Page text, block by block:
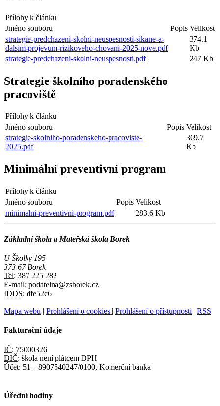
Přílohy k článku
Jméno souboru
Popis Velikost
strategie-predchazeni-skolni-neuspesnosti-sikane-a-
dalsim-projevum-rizikoveho-chovani-2025-nove.pdf
374.1
Kb
strategie-predchazeni-skolni-neuspesnosti.pdf
247 Kb
Strategie školního poradenského
pracoviště
Přílohy k článku
Jméno souboru
Popis Velikost
strategie-skolniho-poradenskeho-pracoviste-
2025.pdf
369.7
Kb
Minimální preventivní program
Přílohy k článku
Jméno souboru
Popis Velikost
minimalni-preventivni-program.pdf
283.6 Kb
Základní škola a Mateřská škola Borek
U Školky 195
373 67 Borek
Tel: 387 225 282
E-mail: podatelna@zsborek.cz
IDDS: dfe52c6
Mapa webu | Prohlášení o cookies | Prohlášení o přístupnosti | RSS
Fakturační údaje
IČ: 75000326
DIČ: škola není plátcem DPH
Účet: 51 – 8907540247/0100, Komerční banka
Úřední hodiny